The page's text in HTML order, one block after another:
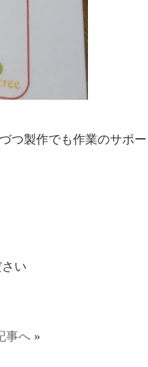
製作でも作業のサポ
い
事へ »